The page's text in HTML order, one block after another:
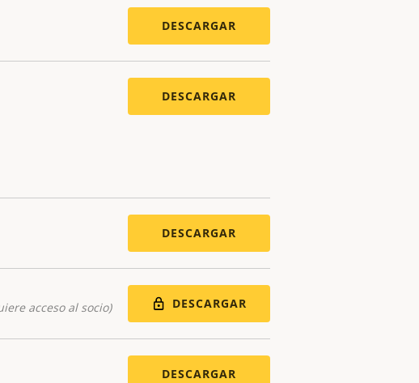
DESCARGAR
DESCARGAR
DESCARGAR
acceso al socio) DESCARGAR
DESCARGAR